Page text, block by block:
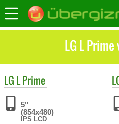
LG L Prime
LG L Prime
5"
(854x480)
IPS LCD